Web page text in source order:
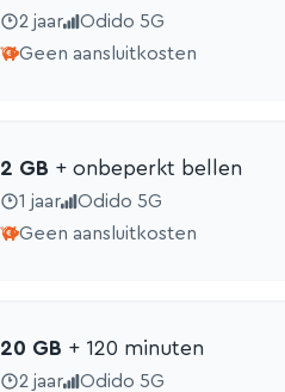
2 jaar
Odido 5G
Geen aansluitkosten
2 GB + onbeperkt bellen
1 jaar
Odido 5G
Geen aansluitkosten
20 GB + 120 minuten
2 jaar
Odido 5G